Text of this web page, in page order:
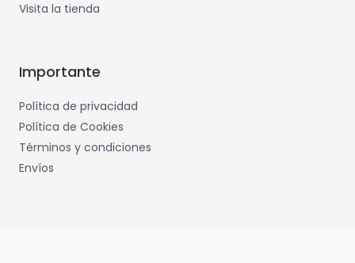
Visita la tienda
Importante
Política de privacidad
Política de Cookies
Términos y condiciones
Envíos